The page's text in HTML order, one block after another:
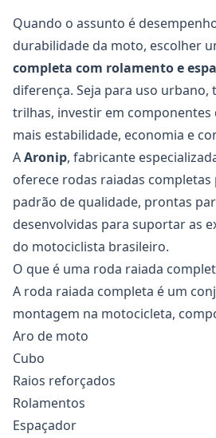
Quando o assunto é
durabilidade da moto, escolher
completa com rolamento e
diferença. Seja para uso
trilhas, investir em
mais estabilidade, economia e
AAronip, fabricante
oferece rodas raiadas
padrão de qualidade, prontas
desenvolvidas para suportar as
do motociclista brasileiro.
O que é uma roda raiada
A roda raiada completa é um
montagem na motocicleta,
Aro de moto
Cubo
Raios reforçados
Rolamentos
Espaçador